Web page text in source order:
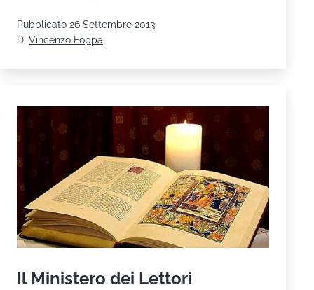
i
Pubblicato 26 Settembre 2013
Di Vincenzo Foppa
Il Ministero dei Lettori